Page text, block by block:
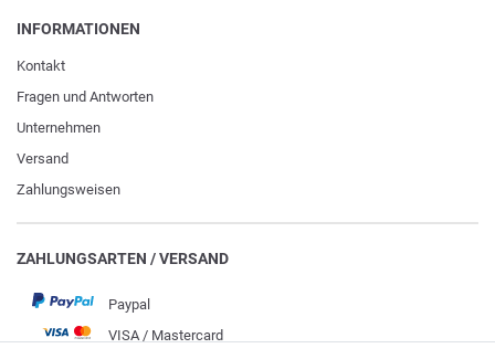
INFORMATIONEN
Kontakt
Fragen und Antworten
Unternehmen
Versand
Zahlungsweisen
ZAHLUNGSARTEN / VERSAND
Paypal
VISA / Mastercard